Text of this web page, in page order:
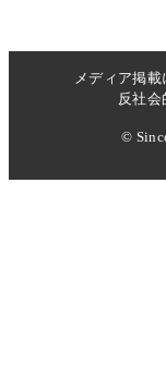
メディア掲
反社会
©